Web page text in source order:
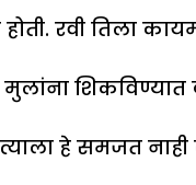
रवी तिला
शिकविण्यात
त्याला हे समजत